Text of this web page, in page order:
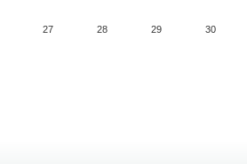
27 28 29 30